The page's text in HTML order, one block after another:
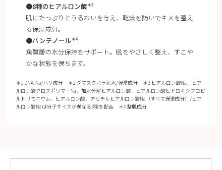
●8種のヒアルロン酸＊3
肌にたっぷりとうるおいを与え、乾燥を防いでキメを整え
る保湿成分。
●パンテノール＊4
角質層の水分保持をサポート。肌をやさしく整え、すこや
かな状態を保ちます。
＊1 DNA-Na/ハリ成分 ＊2 ダマスクバラ花水/保湿成分 ＊3 ヒアルロン酸Na、ヒア
ルロン酸クロスポリマーNa、加水分解ヒアルロン酸、ヒアルロン酸ヒドロキシプロピ
ルトリモニウム、ヒアルロン酸、アセチルヒアルロン酸Na（すべて保湿成分）/ヒア
ルロン酸Naは分子サイズが異なる3種を配合 ＊4 整肌成分